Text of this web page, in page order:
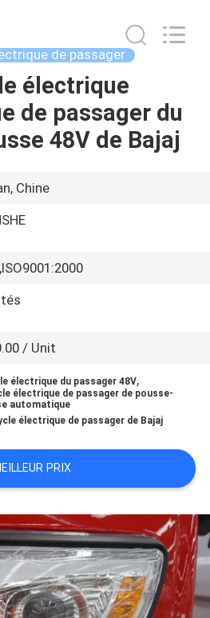
de passager
électrique
de passager du
48V de Bajaj
Chine
/ Unit
électrique du passager 48V,
électrique de passager de pousse-
automatique
électrique de passager de Bajaj
PRIX